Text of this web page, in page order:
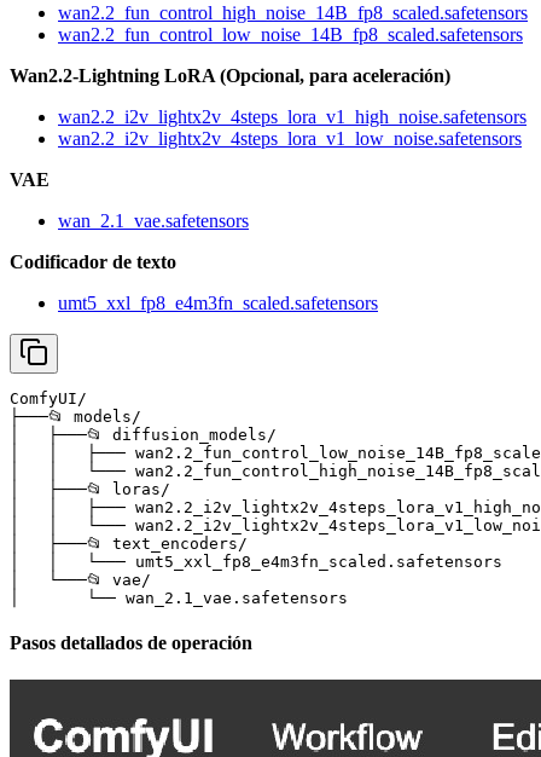
wan2.2_fun_control_high_noise_14B_fp8_scaled.safetensors
wan2.2_fun_control_low_noise_14B_fp8_scaled.safetensors
Wan2.2-Lightning LoRA (Opcional, para aceleración)
wan2.2_i2v_lightx2v_4steps_lora_v1_high_noise.safetensors
wan2.2_i2v_lightx2v_4steps_lora_v1_low_noise.safetensors
VAE
wan_2.1_vae.safetensors
Codificador de texto
umt5_xxl_fp8_e4m3fn_scaled.safetensors
ComfyUI/
├───📂 models/
│   ├───📂 diffusion_models/
│   │   ├───
│   │   └───
│   ├───📂 loras/
│   │   ├───
│   │   └───
│   ├───📂 text_encoders/
│   │   └─── umt5_xxl_fp8_e4m3fn_scaled.safetensors
│   └───📂 vae/
│       └── wan_2.1_vae.safetensors
Pasos detallados de operación